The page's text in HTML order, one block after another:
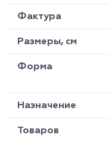
Фактура
Размеры, см
Форма
Назначение
Товаров